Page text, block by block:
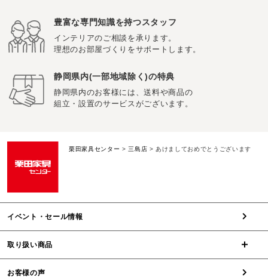
豊富な専門知識を持つスタッフ
インテリアのご相談を承ります。
理想のお部屋づくりをサポートします。
静岡県内(一部地域除く)の特典
静岡県内のお客様には、送料や商品の
組立・設置のサービスがございます。
栗田家具センター > 三島店 > あけましておめでとうございます
イベント・セール情報
取り扱い商品
お客様の声